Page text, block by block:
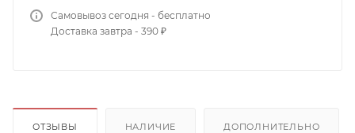
Самовывоз сегодня - бесплатно
Доставка завтра - 390 ₽
ОТЗЫВЫ НАЛИЧИЕ ДОПОЛНИТЕЛЬНО